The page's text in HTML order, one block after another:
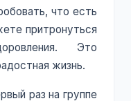
что есть
притронуться
Это
жизнь.
раз на группе